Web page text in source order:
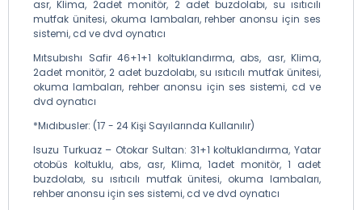
asr, Klima, 2adet monitör, 2 adet buzdolabı, su ısıtıcılı
mutfak ünitesi, okuma lambaları, rehber anonsu için ses
sistemi, cd ve dvd oynatıcı
Mıtsubıshı Safir 46+1+1 koltuklandırma, abs, asr, Klima,
2adet monitör, 2 adet buzdolabı, su ısıtıcılı mutfak ünitesi,
okuma lambaları, rehber anonsu için ses sistemi, cd ve
dvd oynatıcı
*Mıdıbusler: (17 - 24 Kişi Sayılarında Kullanılır)
Isuzu Turkuaz – Otokar Sultan: 31+1 koltuklandırma, Yatar
otobüs koltuklu, abs, asr, Klima, 1adet monitör, 1 adet
buzdolabı, su ısıtıcılı mutfak ünitesi, okuma lambaları,
rehber anonsu için ses sistemi, cd ve dvd oynatıcı